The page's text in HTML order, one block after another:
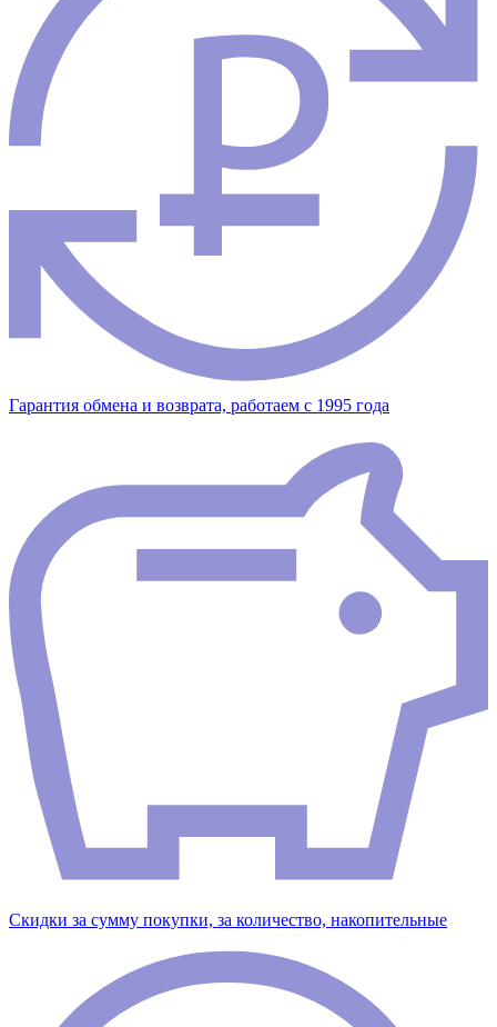
Гарантия обмена и возврата, работаем с 1995 года
Скидки за сумму покупки, за количество, накопительные